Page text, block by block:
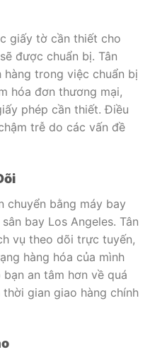
giấy tờ cần thiết cho
được chuẩn bị. Tân
trong việc chuẩn bị
hóa đơn thương mại,
phép cần thiết. Điều
trễ do các vấn đề
chuyển bằng máy bay
bay Los Angeles. Tân
vụ theo dõi trực tuyến,
hàng hóa của mình
an tâm hơn về quá
gian giao hàng chính